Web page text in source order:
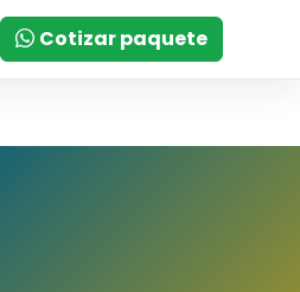
Cotizar paquete